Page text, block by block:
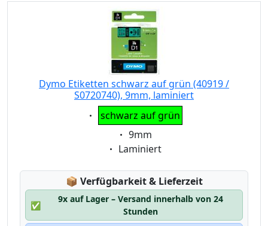
Dymo Etiketten schwarz auf grün (40919 /
S0720740), 9mm, laminiert
Eigenschaft:
schwarz auf grün
Eigenschaft:
9mm
Eigenschaft:
Laminiert
📦 Lagerstatus:
Verfügbarkeit & Lieferzeit
✅
9x auf Lager – Versand innerhalb von 24
Stunden